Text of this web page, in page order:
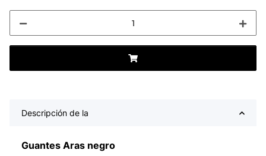
Descripción de la
Guantes Aras negro